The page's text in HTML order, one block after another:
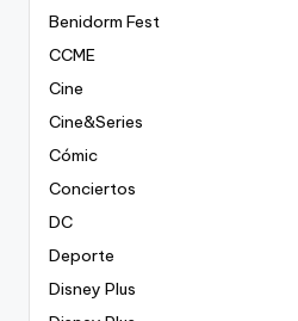
Benidorm Fest
CCME
Cine
Cine&Series
Cómic
Conciertos
DC
Deporte
Disney Plus